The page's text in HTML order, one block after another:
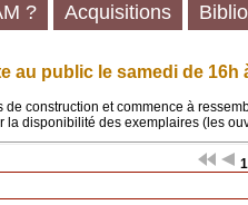
au public le samedi de 16h
de construction et commence à
la disponibilité des exemplaires (les
1
? Acquisitions